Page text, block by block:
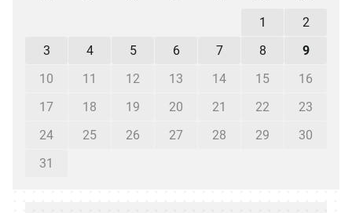
1
2
3
4 5 6 7 8
9
10
11 12 13 14 15
16
17
18 19 20 21 22
23
24
25 26 27 28 29
30
31